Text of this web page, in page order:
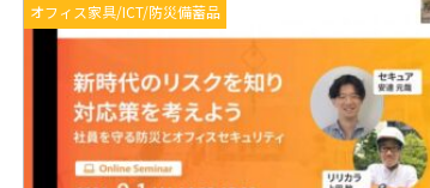
オフィス家具/ICT/防災備蓄品